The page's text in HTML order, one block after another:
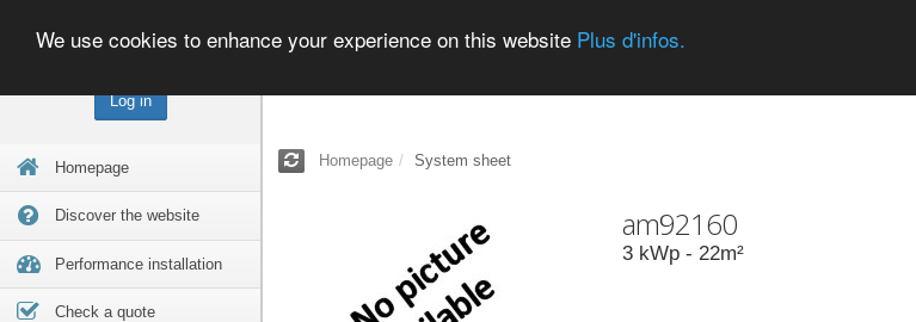
Log in
Homepage
Discover the website
Performance installation
Check a quote
We use cookies to enhance your experience on this website Plus d'infos.
Homepage System sheet
am92160
3 kWp - 22m²